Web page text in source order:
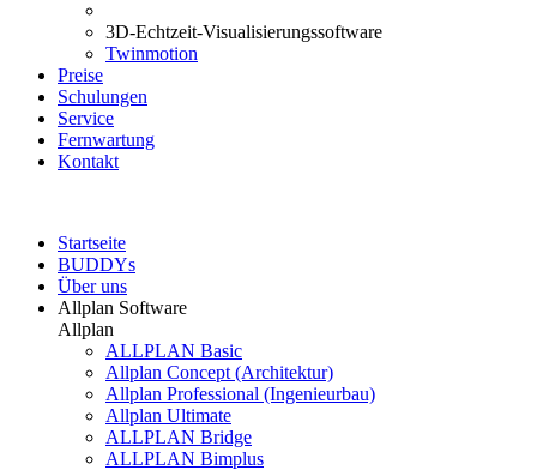
3D-Echtzeit-Visualisierungssoftware
Twinmotion
Preise
Schulungen
Service
Fernwartung
Kontakt
Startseite
BUDDYs
Über uns
Allplan Software
Allplan
ALLPLAN Basic
Allplan Concept (Architektur)
Allplan Professional (Ingenieurbau)
Allplan Ultimate
ALLPLAN Bridge
ALLPLAN Bimplus